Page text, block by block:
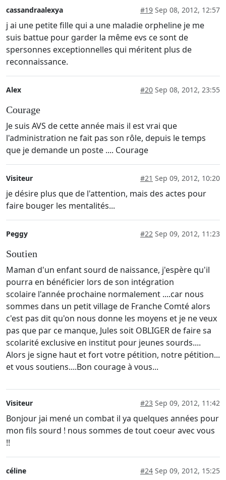
cassandraalexya #19 Sep 08, 2012, 12:57
j ai une petite fille qui a une maladie orpheline je me
suis battue pour garder la même evs ce sont de
spersonnes exceptionnelles qui méritent plus de
reconnaissance.
Alex #20 Sep 08, 2012, 23:55
Courage
Je suis AVS de cette année mais il est vrai que
l'administration ne fait pas son rôle, depuis le temps
que je demande un poste .... Courage
Visiteur #21 Sep 09, 2012, 10:20
je désire plus que de l'attention, mais des actes pour
faire bouger les mentalités...
Peggy #22 Sep 09, 2012, 11:23
Soutien
Maman d'un enfant sourd de naissance, j'espère qu'il
pourra en bénéficier lors de son intégration
scolaire l'année prochaine normalement ....car nous
sommes dans un petit village de Franche Comté alors
c'est pas dit qu'on nous donne les moyens et je ne veux
pas que par ce manque, Jules soit OBLIGER de faire sa
scolarité exclusive en institut pour jeunes sourds....
Alors je signe haut et fort votre pétition, notre pétition...
et vous soutiens....Bon courage à vous...
Visiteur #23 Sep 09, 2012, 11:42
Bonjour jai mené un combat il ya quelques années pour
mon fils sourd ! nous sommes de tout coeur avec vous
!!
céline #24 Sep 09, 2012, 15:25